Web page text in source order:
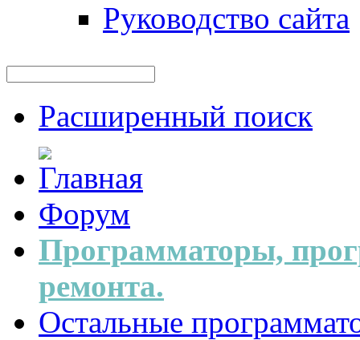
Руководство сайта
Расширенный поиск
Форум
Программаторы,
ремонта.
Остальные